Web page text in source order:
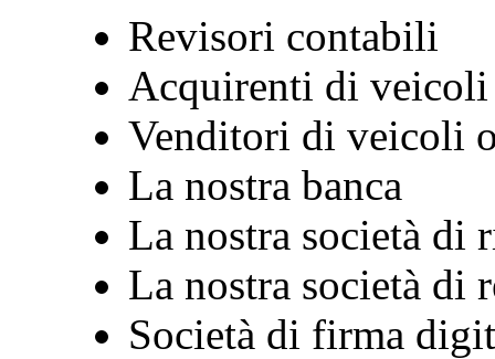
Revisori contabili
Acquirenti di
Venditori di veicoli
La nostra banca
La nostra società di
La nostra società di
Società di firma